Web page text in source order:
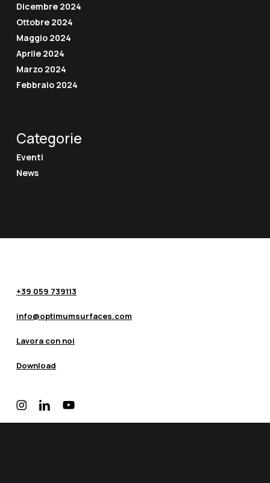
Dicembre 2024
Ottobre 2024
Maggio 2024
Aprile 2024
Marzo 2024
Febbraio 2024
Categorie
Eventi
News
+39 059 739113
info@optimumsurfaces.com
Lavora con noi
Download
instagram
linkedinyoutube